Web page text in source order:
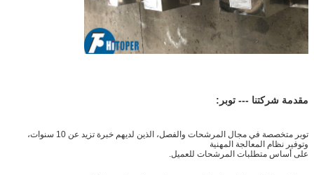
مقدمة شركتنا --- توبر:
توبر متخصصة في مجال المرشحات والفصل، الذين لديهم خبرة تزيد عن 10 سنوات،
وتوفير نظام المعالجة المهنية
على أساس متطلبات المرشحات للعميل.